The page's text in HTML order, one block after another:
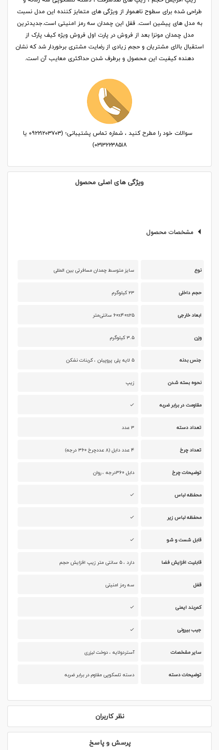
طراحی شده برای سطوح ناهموار از ویژگی های متمایز کننده این مدل نسبت
به مدل های پیشین است. قفل این چمدان سه رمز امنیتی است.جدیدترین
مدل چمدان مونزا بعد از فروش در پارت اول فروش ویژه کیف پارک از
استقبال بالای مشتریان و حجم زیادی از رضایت مشتری برخوردار شد که نشان
دهنده کیفیت این محصول و برطرف شدن حداکثری معایب آن است.
سوالات خود را مطرح کنید ، شماره تماس پشتیبانی؛ (۰۹۲۲۱۲۰۳۷۰۳ یا
۰۳۱۳۲۲۳۸۵۱۸)
ویژگی های اصلی محصول
مشخصات محصول
نوع سایز متوسط چمدان مسافرتی بین المللی
حجم داخلی ۲۳ کیلوگرم
ابعاد خارجی ۶۰x۴۰x۲۵ سانتی‌متر
وزن ۳.۵ کیلوگرم
جنس بدنه ۵ لایه پلی پروپیلن ، کربنات نشکن
نحوه بسته شدن زیپ
مقاومت در برابر ضربه
تعداد دسته ۳ عدد
تعداد چرخ ۴ عدد دابل (۸ عددچرخ ۳۶۰ درجه)
توضیحات چرخ دابل ۳۶۰درجه ، روان
محفظه لباس
محفظه لباس زیر
قابل شست و شو
قابلیت افزایش فضا دارد ، ۵ سانتی متر زیپ افزایش حجم
قفل سه رمز امنیتی
کمربند ایمنی
جیب بیرونی
سایر مشخصات آستردولایه ، دوخت لیزری
توضیحات دسته دسته تلسکوپی مقاوم در برابر ضربه
نظر کاربران
پرسش و پاسخ